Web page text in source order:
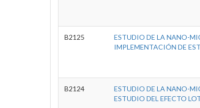
B2125
ESTUDIO DE LA NANO-
IMPLEMENTACIÓN DE
B2124
ESTUDIO DE LA NANO-
ESTUDIO DEL EFECTO